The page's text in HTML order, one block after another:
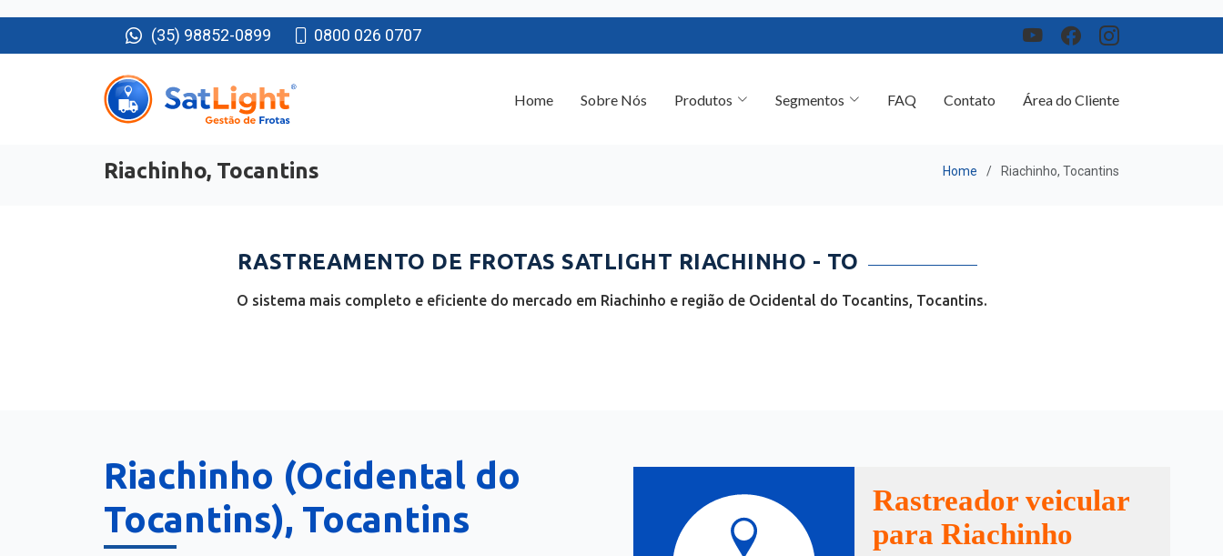
(35) 98852-0899 0800 026 0707
Riachinho, Tocantins
RASTREAMENTO DE FROTAS SATLIGHT RIACHINHO - TO
O sistema mais completo e eficiente do mercado em Riachinho e região de Ocidental do Tocantins, Tocantins.
Riachinho (Ocidental do
Tocantins), Tocantins
Rastreador veicular
para Riachinho